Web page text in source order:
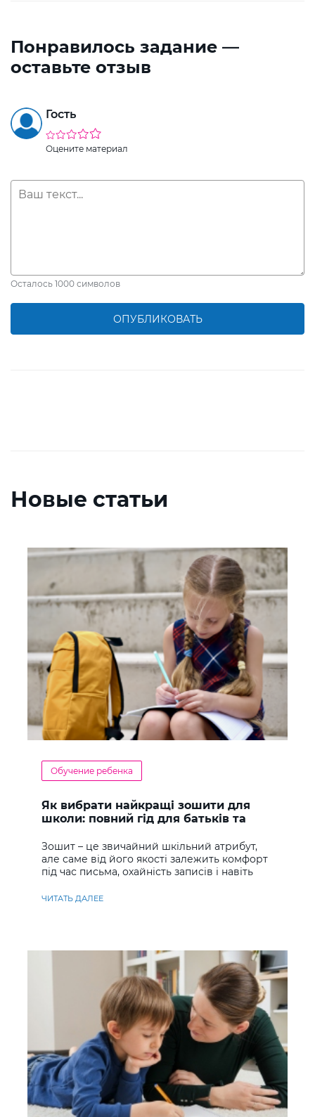
Понравилось задание —
оставьте отзыв
Гость
Оцените материал
Осталось 1000 символов
ОПУБЛИКОВАТЬ
Новые статьи
Обучение ребенка
Як вибрати найкращі зошити для
школи: повний гід для батьків та
Зошит – це звичайний шкільний атрибут,
але саме від його якості залежить комфорт
під час письма, охайність записів і навіть
ЧИТАТЬ ДАЛЕЕ